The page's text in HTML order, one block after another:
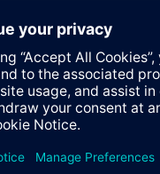
SAX61.03/HR
Siłownik
inteligentnych, 800 N, skok
SKB32.51
Siłownik